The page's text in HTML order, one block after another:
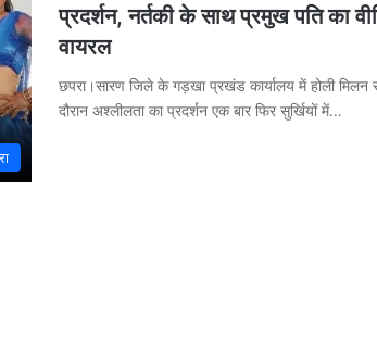
प्रदर्शन, नर्तकी के साथ प्रमुख पति का
वायरल
छपरा।सारण जिले के गड़खा प्रखंड कार्यालय में होली मिलन
दौरान अश्लीलता का प्रदर्शन एक बार फिर सुर्खियों में…